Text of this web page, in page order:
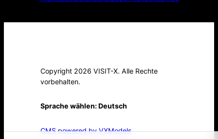
Copyright 2026 VISIT-X. Alle Rechte
vorbehalten.
Sprache wählen:Deutsch
CMS powered by VXModels